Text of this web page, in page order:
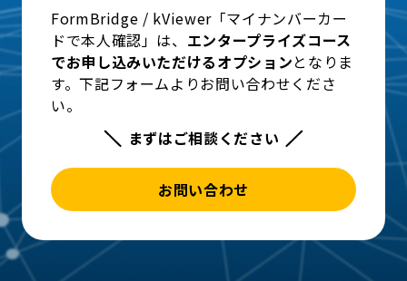
FormBridge / kViewer「マイナンバーカー
ドで本人確認」は、 エンタープライズコース
でお申し込みいただけるオプションとなりま
す。下記フォームよりお問い合わせくださ
い。
まずはご相談ください
お問い合わせ